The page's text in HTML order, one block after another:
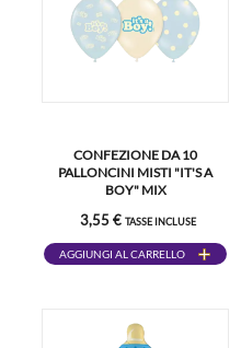
CONFEZIONE DA 10
PALLONCINI MISTI "IT'S A
BOY" MIX
3,55 € TASSE INCLUSE
AGGIUNGI AL CARRELLO